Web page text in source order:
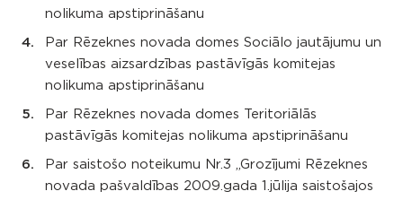
nolikuma apstiprināšanu
Par Rēzeknes novada domes Sociālo jautājumu un
veselības aizsardzības pastāvīgās komitejas
nolikuma apstiprināšanu
Par Rēzeknes novada domes Teritoriālās
pastāvīgās komitejas nolikuma apstiprināšanu
Par saistošo noteikumu Nr.3 „Grozījumi Rēzeknes
novada pašvaldības 2009.gada 1.jūlija saistošajos